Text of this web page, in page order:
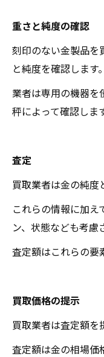
重さと純度の確認
刻印のない金製品を
と純度を確認します。
業者は専用の機器を
秤によって確認しま
査定
買取業者は金の純度
これらの情報に加え
ン、状態なども考慮
査定額はこれらの要
買取価格の提示
買取業者は査定額を
査定額は金の相場価